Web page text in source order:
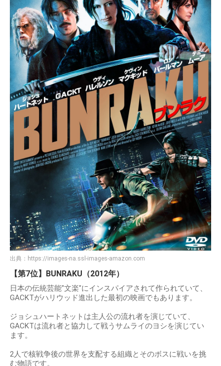
出典： https://images-na.ssl-images-amazon.com
【第7位】BUNRAKU（2012年）
日本の伝統芸能"文楽"にインスパイアされて作られていて、
GACKTがハリウッド進出した最初の映画でもあります。
ジョシュハートネットは主人公の流れ者を演じていて、
GACKTは流れ者と協力して戦うサムライのヨシを演じてい
ます。
2人で核戦争後の世界を支配する組織とそのボスに戦いを挑
む物語です。